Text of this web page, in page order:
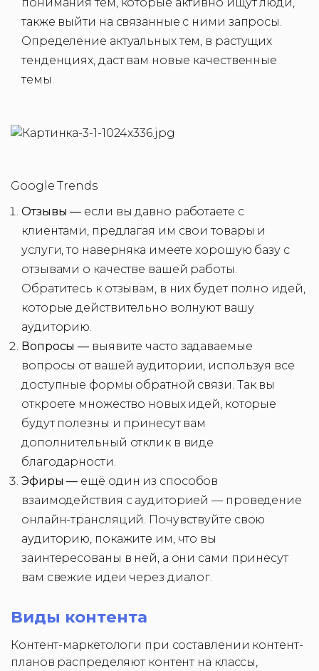
также выйти на связанные с ними запросы.
Определение актуальных тем, в растущих
тенденциях, даст вам новые качественные
темы.
Google Trends
Отзывы — если вы давно работаете с
клиентами, предлагая им свои товары и
услуги, то наверняка имеете хорошую базу с
отзывами о качестве вашей работы.
Обратитесь к отзывам, в них будет полно идей,
которые действительно волнуют вашу
аудиторию.
Вопросы — выявите часто задаваемые
вопросы от вашей аудитории, используя все
доступные формы обратной связи. Так вы
откроете множество новых идей, которые
будут полезны и принесут вам
дополнительный отклик в виде
благодарности.
Эфиры — ещё один из способов
взаимодействия с аудиторией — проведение
онлайн-трансляций. Почувствуйте свою
аудиторию, покажите им, что вы
заинтересованы в ней, а они сами принесут
вам свежие идеи через диалог.
Виды контента
Контент-маркетологи при составлении контент-
планов распределяют контент на классы,